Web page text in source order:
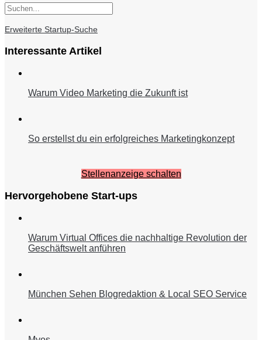
Erweiterte Startup-Suche
Interessante Artikel
Warum Video Marketing die Zukunft ist
So erstellst du ein erfolgreiches Marketingkonzept
Stellenanzeige schalten
Hervorgehobene Start-ups
Warum Virtual Offices die nachhaltige Revolution der
Geschäftswelt anführen
München Sehen Blogredaktion & Local SEO Service